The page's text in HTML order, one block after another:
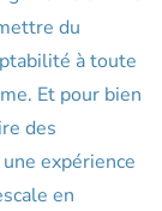
du
à toute
Et pour bien
des
expérience
en